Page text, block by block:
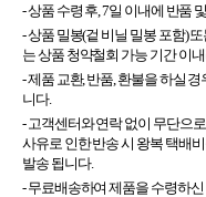
- 상품 수령 후, 7일 이내에 반품
- 상품 밀봉(겉 비닐 밀봉 포함)
는 상품 청약철회 가능 기간 이
- 제품 교환, 반품, 환불을 하실
니다.
- 고객센터와 연락 없이 무단으
사유로 인한 반송 시 왕복 택배
발송 됩니다.
- 무료배송하여 제품을 수령하